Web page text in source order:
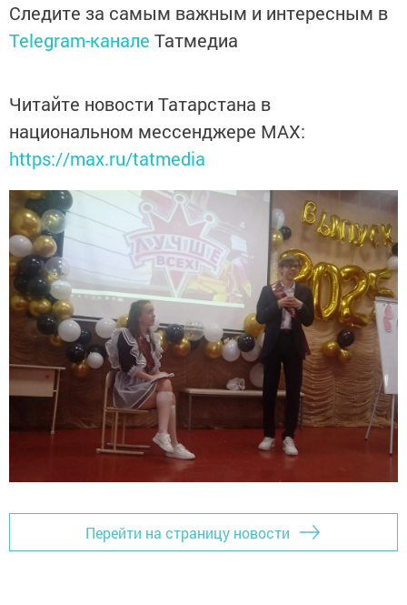
Следите за самым важным и интересным в
Telegram-канале Татмедиа
Читайте новости Татарстана в
национальном мессенджере MАХ:
https://max.ru/tatmedia
Перейти на страницу новости